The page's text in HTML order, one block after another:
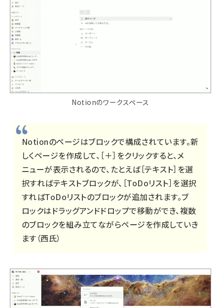
Notionのワークスペース
Notionのページはブロックで構成されています。新
しくページを作成して、［＋］をクリックすると、メ
ニューが表示されるので、たとえば［テキスト］を選
択すればテキストブロックが、［ToDoリスト］を選択
すればToDoリストのブロックが追加されます。ブ
ロックはドラッグアンドドロップで移動ができ、複数
のブロックを組み立てながらページを作成していき
ます（西氏）